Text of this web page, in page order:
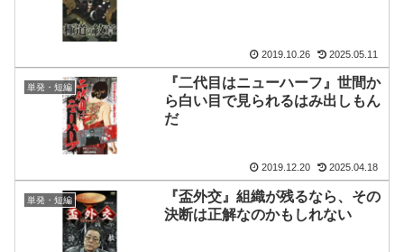
2019.10.26 2025.05.11
単発・短編
『二代目はニューハーフ』世間か
ら白い目で見られるはみ出しもん
だ
2019.12.20 2025.04.18
単発・短編
『盃外交』組織が残るなら、その
決断は正解なのかもしれない